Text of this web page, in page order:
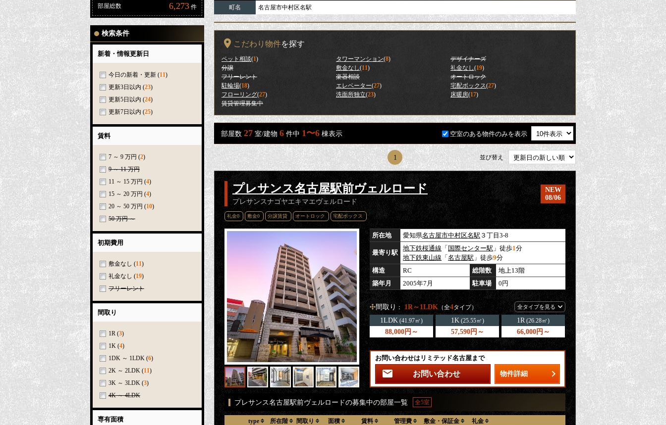
部屋総数
6,273 件
検索条件
新着・情報更新日
今日の新着・更新 (11)
更新3日以内 (23)
更新5日以内 (24)
更新7日以内 (25)
賃料
7 ～ 9 万円 (2)
9 ～ 11 万円
11 ～ 15 万円 (4)
15 ～ 20 万円 (4)
20 ～ 50 万円 (10)
50 万円 ～
初期費用
敷金なし (11)
礼金なし (19)
フリーレント
間取り
1R (3)
1K (4)
1DK ～ 1LDK (6)
2K ～ 2LDK (11)
3K ～ 3LDK (3)
4K ～ 4LDK
専有面積
町名 名古屋市中村区名駅
こだわり物件を探す
ペット相談(1) タワーマンション(8)
デザイナーズ
分譲
敷金なし(11) 礼金なし(19)
フリーレント
楽器相談
オートロック
駐輪場(18) エレベーター(27) 宅配ボックス(27)
フローリング(27) 洗面所独立(23) 床暖房(17)
賃貸管理募集中
部屋数 27 室/建物 6 件中 1〜6 棟表示 空室のある物件のみを表示
1 並び替え
プレサンス名古屋駅前ヴェルロード
プレサンスナゴヤエキマエヴェルロード
NEW
08/06
礼金0 敷金0 分譲賃貸 オートロック 宅配ボックス
所在地 愛知県名古屋市中村区名駅 ３丁目3-8
最寄り駅
地下鉄桜通線 「 国際センター駅 」徒歩1分
地下鉄東山線 「 名古屋駅 」徒歩9分
構造
RC 総階数
地上13階
築年月
2005年7月 駐車場 0円
間取り ： 1R～1LDK （全4タイプ） 全タイプを見る
1LDK (41.97㎡)
88,000円～
1K(25.55㎡)
57,590円～
1R(26.28㎡)
66,000円～
お問い合わせはリミテッド名古屋まで
お問い合わせ 物件詳細
プレサンス名古屋駅前ヴェルロードの募集中の部屋一覧 全5室
type 所在階 間取り 面積 賃料 管理費 敷金・保証金 礼金